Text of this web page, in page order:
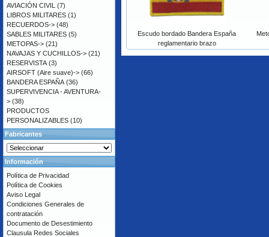
Escudo bordado Bandera España
reglamentario brazo
AVIACIÓN CIVIL (7)
LIBROS MILITARES (1)
RECUERDOS-> (48)
SABLES MILITARES (5)
METOPAS-> (21)
NAVAJAS Y CUCHILLOS-> (21)
RESERVISTA (3)
AIRSOFT (Aire suave)-> (66)
BANDERA ESPAÑA (36)
SUPERVIVENCIA - AVENTURA-
> (38)
PRODUCTOS
PERSONALIZABLES (10)
Fabricantes
Información
Política de Privacidad
Política de Cookies
Aviso Legal
Condiciones Generales de
contratación
Documento de Desestimiento
Clausula Redes Sociales